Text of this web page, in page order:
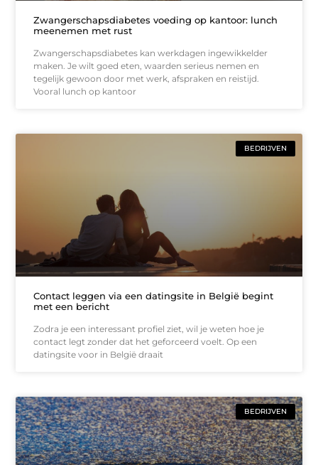
Zwangerschapsdiabetes voeding op kantoor: lunch
meenemen met rust
Zwangerschapsdiabetes kan werkdagen ingewikkelder
maken. Je wilt goed eten, waarden serieus nemen en
tegelijk gewoon door met werk, afspraken en reistijd.
Vooral lunch op kantoor
BEDRIJVEN
Contact leggen via een datingsite in België begint
met een bericht
Zodra je een interessant profiel ziet, wil je weten hoe je
contact legt zonder dat het geforceerd voelt. Op een
datingsite voor in België draait
BEDRIJVEN